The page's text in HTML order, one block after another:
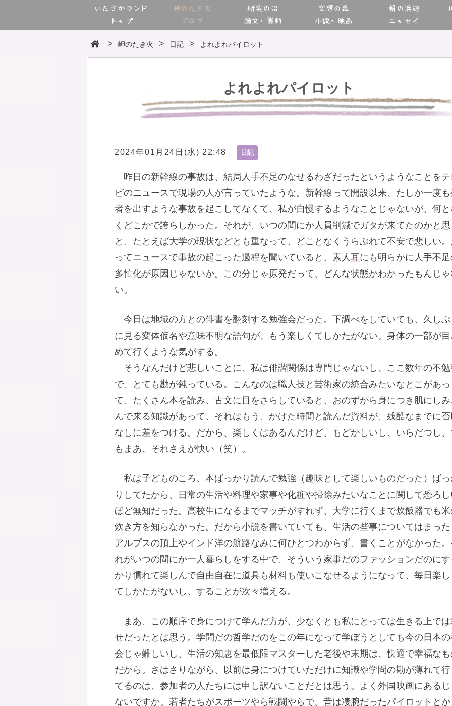
いたさかランド
トップ
岬のたき火
ブログ
研究の沼
論文・資料
空想の森
小説・映画
朝の浜辺
エッセイ
岬のたき火 日記 よれよれパイロット
よれよれパイロット
2024年01月24日(水) 22:48 日記
昨日の新幹線の事故は、結局人手不足のなせるわざだったというようなことを
ビのニュースで現場の人が言っていたような。新幹線って開設以来、たしか一度
者を出すような事故を起こしてなくて、私が自慢するようなことじゃないが、何
くどこかで誇らしかった。それが、いつの間にか人員削減でガタが来てたのかと
と、たとえば大学の現状などとも重なって、どことなくうらぶれて不安で悲しい
ってニュースで事故の起こった過程を聞いていると、素人耳にも明らかに人手不
多忙化が原因じゃないか。この分じゃ原発だって、どんな状態かわかったもんじ
い。
今日は地域の方との俳書を翻刻する勉強会だった。下調べをしていても、久し
に見る変体仮名や意味不明な語句が、もう楽しくてしかたがない。身体の一部が
めて行くような気がする。
そうなんだけど悲しいことに、私は俳諧関係は専門じゃないし、ここ数年の不
で、とても勘が鈍っている。こんなのは職人技と芸術家の統合みたいなとこがあっ
て、たくさん本を読み、古文に目をさらしていると、おのずから身につき肌にし
んで来る知識があって、それはもう、かけた時間と読んだ資料が、残酷なまでに
なしに差をつける。だから、楽しくはあるんだけど、もどかしいし、いらだつし
もまあ、それさえが快い（笑）。
私は子どものころ、本ばっかり読んで勉強（趣味として楽しいものだった）ば
りしてたから、日常の生活や料理や家事や化粧や掃除みたいなことに関して恐ろ
ほど無知だった。高校生になるまでマッチがすれず、大学に行くまで炊飯器でも
炊き方を知らなかった。だから小説を書いていても、生活の些事についてはまっ
アルプスの頂上やインド洋の航路なみに何ひとつわからず、書くことがなかった
れがいつの間にか一人暮らしをする中で、そういう家事だのファッションだのに
かり慣れて楽しんで自由自在に道具も材料も使いこなせるようになって、毎日楽
てしかたがないし、することが次々増える。
まあ、この順序で身につけて学んだ方が、少なくとも私にとっては生きる上で
せだったとは思う。学問だの哲学だのをこの年になって学ぼうとしても今の日本
会じゃ難しいし、生活の知恵を最低限マスターした老後や末期は、快適で幸福な
だから。さはさりながら、以前は身につけていただけに知識や学問の勘が薄れて
てるのは、参加者の人たちには申し訳ないことだとは思う。よく外国映画にある
ないですか。若者たちがスポーツやら戦闘やらで、昔は凄腕だったパイロットと